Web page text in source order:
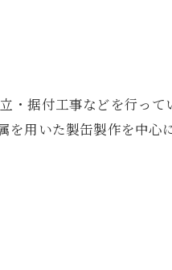
・据付工事などを行って
を用いた製缶製作を中心